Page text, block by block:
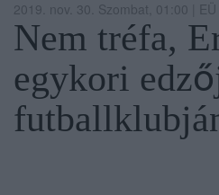
2019. nov. 30. Szombat, 01:00 |
Nem tréfa,
egykori